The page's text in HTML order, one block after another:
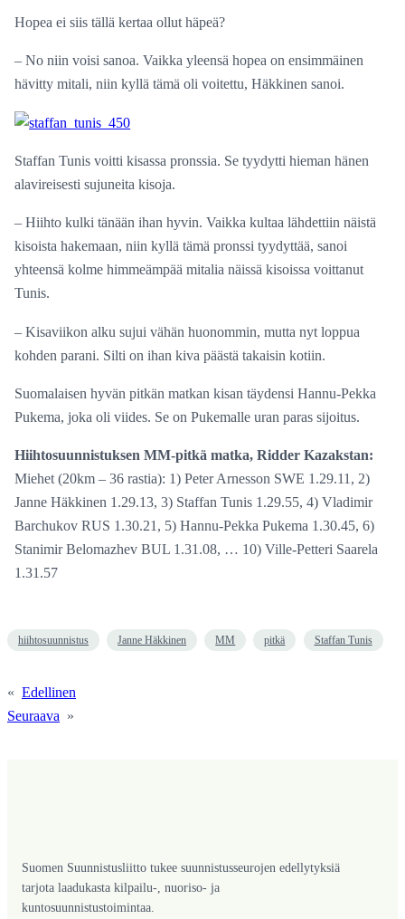
Hopea ei siis tällä kertaa ollut häpeä?
– No niin voisi sanoa. Vaikka yleensä hopea on ensimmäinen
hävitty mitali, niin kyllä tämä oli voitettu, Häkkinen sanoi.
Staffan Tunis voitti kisassa pronssia. Se tyydytti hieman hänen
alavireisesti sujuneita kisoja.
– Hiihto kulki tänään ihan hyvin. Vaikka kultaa lähdettiin näistä
kisoista hakemaan, niin kyllä tämä pronssi tyydyttää, sanoi
yhteensä kolme himmeämpää mitalia näissä kisoissa voittanut
Tunis.
– Kisaviikon alku sujui vähän huonommin, mutta nyt loppua
kohden parani. Silti on ihan kiva päästä takaisin kotiin.
Suomalaisen hyvän pitkän matkan kisan täydensi Hannu-Pekka
Pukema, joka oli viides. Se on Pukemalle uran paras sijoitus.
Hiihtosuunnistuksen MM-pitkä matka, Ridder Kazakstan:
Miehet (20km – 36 rastia): 1) Peter Arnesson SWE 1.29.11, 2)
Janne Häkkinen 1.29.13, 3) Staffan Tunis 1.29.55, 4) Vladimir
Barchukov RUS 1.30.21, 5) Hannu-Pekka Pukema 1.30.45, 6)
Stanimir Belomazhev BUL 1.31.08, … 10) Ville-Petteri Saarela
1.31.57
hiihtosuunnistus Janne Häkkinen MM pitkä Staffan Tunis
« Edellinen
Seuraava »
Suomen Suunnistusliitto tukee suunnistusseurojen edellytyksiä
tarjota laadukasta kilpailu-, nuoriso- ja
kuntosuunnistustoimintaa.